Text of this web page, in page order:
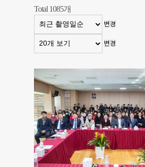
Total 1085개
변경
변경